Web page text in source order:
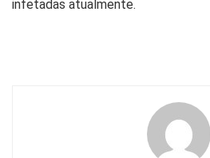
infetadas atualmente.